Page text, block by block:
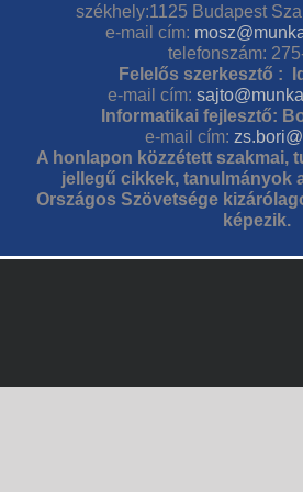
székhely:1125 Budapest
e-mail cím:
telefonszám:
Felelős szerkesztő :
e-mail cím:
Informatikai fejlesztő:
e-mail cím:
A honlapon közzétett szakmai,
jellegű cikkek, tanulmányok
Országos Szövetsége
képezik.